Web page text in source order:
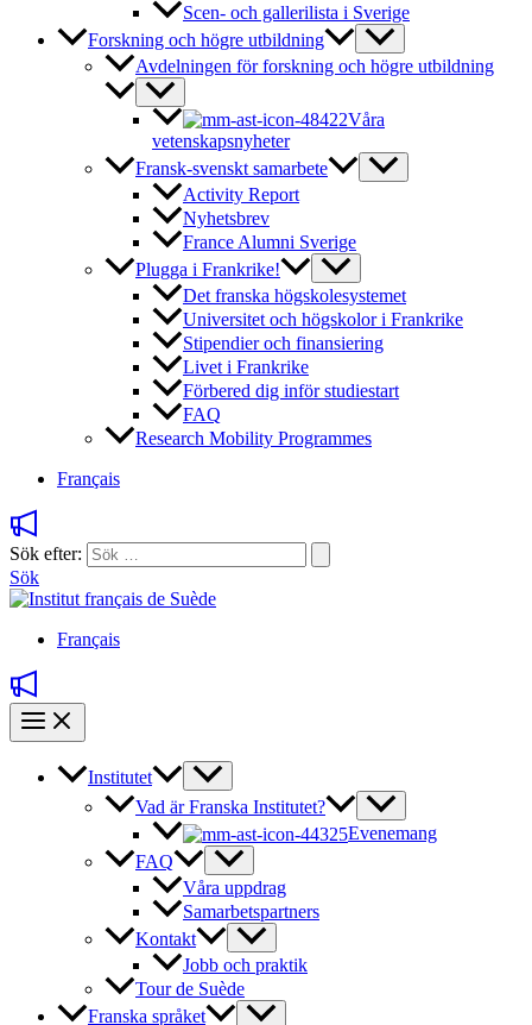
Scen- och gallerilista i Sverige
Forskning och högre utbildning
Avdelningen för forskning och högre utbildning
Våra
vetenskapsnyheter
Fransk-svenskt samarbete
Activity Report
Nyhetsbrev
France Alumni Sverige
Plugga i Frankrike!
Det franska högskolesystemet
Universitet och högskolor i Frankrike
Stipendier och finansiering
Livet i Frankrike
Förbered dig inför studiestart
FAQ
Research Mobility Programmes
Français
Sök efter:
Sök
Français
Institutet
Vad är Franska Institutet?
Evenemang
FAQ
Våra uppdrag
Samarbetspartners
Kontakt
Jobb och praktik
Tour de Suède
Franska språket